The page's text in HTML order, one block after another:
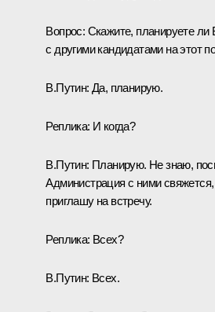
Вопрос: Скажите, планируете ли
с другими кандидатами на этот
В.Путин: Да, планирую.
Реплика: И когда?
В.Путин: Планирую. Не знаю,
Администрация с ними
приглашу на встречу.
Реплика: Всех?
В.Путин: Всех.